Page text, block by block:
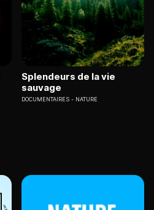
Splendeurs de la vie
sauvage
DOCUMENTAIRES NATURE